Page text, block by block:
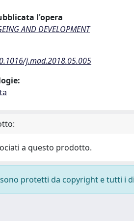
l'opera
AND DEVELOPMENT
j.mad.2018.05.005
a questo prodotto.
protetti da copyright e tutti i